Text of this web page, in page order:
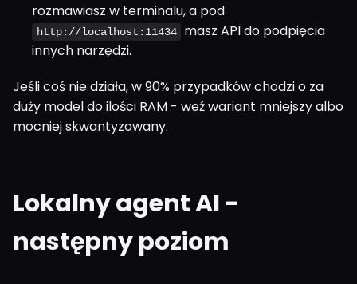
rozmawiasz w terminalu, a pod
http://localhost:11434
masz API do podpięcia
innych narzędzi.
Jeśli coś nie działa, w 90% przypadków chodzi o za
duży model do ilości RAM - weź wariant mniejszy albo
mocniej skwantyzowany.
Lokalny agent AI -
następny poziom